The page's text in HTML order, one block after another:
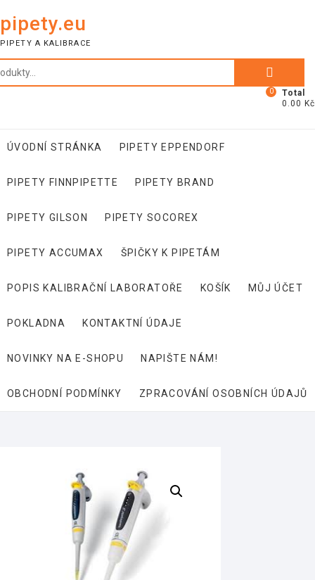
to
content
pipety.eu
PIPETY A KALIBRACE
0
Total
0.00 Kč
ÚVODNÍ STRÁNKA PIPETY EPPENDORF
PIPETY FINNPIPETTE PIPETY BRAND
PIPETY GILSON PIPETY SOCOREX
PIPETY ACCUMAX ŠPIČKY K PIPETÁM
POPIS KALIBRAČNÍ LABORATOŘE KOŠÍK MŮJ ÚČET
POKLADNA KONTAKTNÍ ÚDAJE
NOVINKY NA E-SHOPU NAPIŠTE NÁM!
OBCHODNÍ PODMÍNKY ZPRACOVÁNÍ OSOBNÍCH ÚDAJŮ